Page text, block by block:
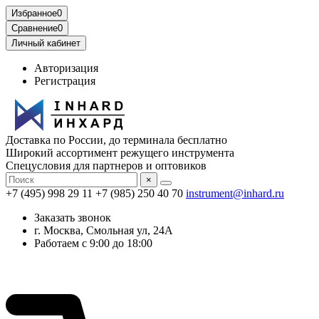
Избранное0
Сравнение0
Личный кабинет
Авторизация
Регистрация
Доставка по России, до терминала бесплатно
Широкий ассортимент режущего инструмента
Спецусловия для партнеров и оптовиков
×
+7 (495) 998 29 11 +7 (985) 250 40 70 instrument@inhard.ru
Заказать звонок
г. Москва, Смольная ул, 24А
Работаем с 9:00 до 18:00